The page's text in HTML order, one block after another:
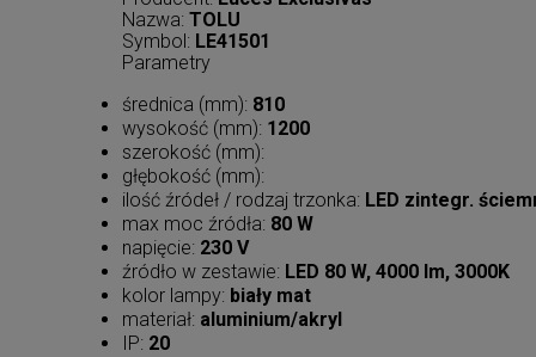
Nazwa: TOLU
Symbol: LE41501
Parametry
średnica (mm): 810
wysokość (mm): 1200
szerokość (mm):
głębokość (mm):
ilość źródeł / rodzaj trzonka: LED zintegr.
max moc źródła: 80 W
napięcie: 230 V
źródło w zestawie: LED 80 W, 4000 lm, 3000K
kolor lampy: biały mat
materiał: aluminium/akryl
IP: 20